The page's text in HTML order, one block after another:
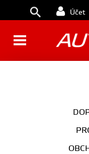
Účet
PŘÍTLAČNÉ